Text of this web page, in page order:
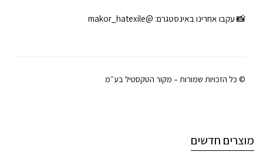
📸 עקבו אחרינו באינסטגרם: @makor_hatexile
© כל הזכויות שמורות – מקור הטקסטיל בע״מ
מוצרים חדשים